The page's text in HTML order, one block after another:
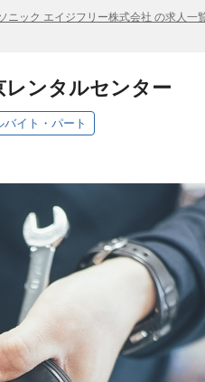
ニック エイジフリー株式会社 の求人一
レンタルセンター
バイト・パート